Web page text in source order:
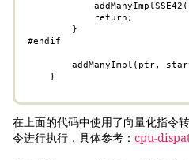
            addManyImplSSE42(ptr, start, end);
#endif
        addManyImpl(ptr, start, end);
    }
在上面的代码中使用了向量化指令
令进行执行，具体参考： cpu-